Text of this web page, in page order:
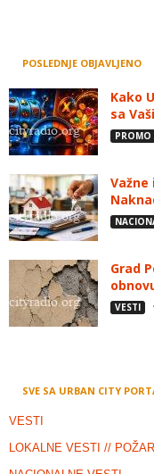
POSLEDNJE OBJAVLJENO
Kako
sa
PROMO
Grad
VESTI
SVE SA URBAN CITY
VESTI
LOKALNE VESTI //